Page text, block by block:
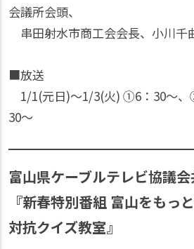
会議所会頭、
串田射水市商工会会長、小川千
■放送
1/1(元日)〜1/3(火) ①6：30〜、
30〜
富山県ケーブルテレビ協議
『新春特別番組 富山をもっ
対抗クイズ教室』